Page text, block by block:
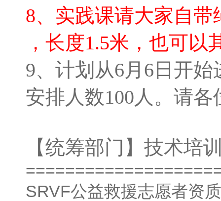
8、实践课请大家自带
，长度1.5米，也可
9、计划从6月6日开
安排人数100人。请
【统筹部门】技术培
SRVF公益救援志愿者资